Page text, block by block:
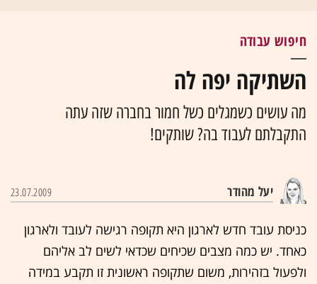
חיפוש עבודה
השתיקה יפה לה
מה עושים כשמגלים כשל חמור בחברה שזה עתה
התקבלתם לעבוד בה? שותקים!
יעל מהודר 23.07.2009
כניסת עובד חדש לארגון היא תקופה רגישה לעובד ולארגון
כאחד. יש כמה מצבים שכיחים שכדאי לשים לב אליהם
ולפעול בזהירות, משום שתקופה ראשונית זו תקבע במידה